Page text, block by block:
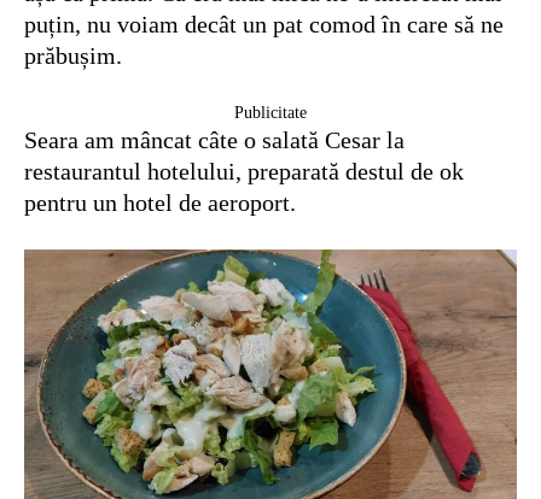
puțin, nu voiam decât un pat comod în care să ne
prăbușim.
Publicitate
Seara am mâncat câte o salată Cesar la
restaurantul hotelului, preparată destul de ok
pentru un hotel de aeroport.